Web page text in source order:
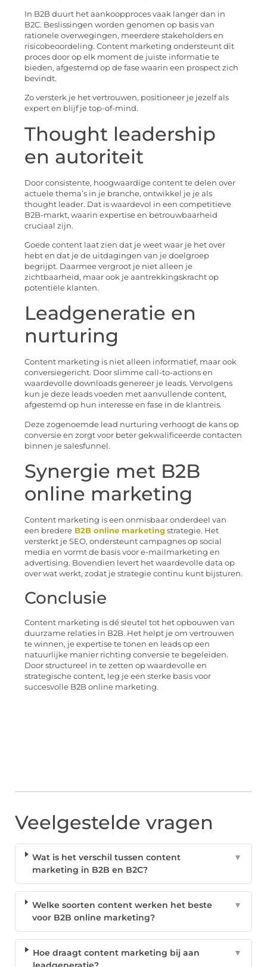
In B2B duurt het aankoopproces vaak langer dan in
B2C. Beslissingen worden genomen op basis van
rationele overwegingen, meerdere stakeholders en
risicobeoordeling. Content marketing ondersteunt dit
proces door op elk moment de juiste informatie te
bieden, afgestemd op de fase waarin een prospect zich
bevindt.
Zo versterk je het vertrouwen, positioneer je jezelf als
expert en blijf je top-of-mind.
Thought leadership
en autoriteit
Door consistente, hoogwaardige content te delen over
actuele thema’s in je branche, ontwikkel je je als
thought leader. Dat is waardevol in een competitieve
B2B-markt, waarin expertise en betrouwbaarheid
cruciaal zijn.
Goede content laat zien dat je weet waar je het over
hebt en dat je de uitdagingen van je doelgroep
begrijpt. Daarmee vergroot je niet alleen je
zichtbaarheid, maar ook je aantrekkingskracht op
potentiële klanten.
Leadgeneratie en
nurturing
Content marketing is niet alleen informatief, maar ook
conversiegericht. Door slimme call-to-actions en
waardevolle downloads genereer je leads. Vervolgens
kun je deze leads voeden met aanvullende content,
afgestemd op hun interesse en fase in de klantreis.
Deze zogenoemde lead nurturing verhoogt de kans op
conversie en zorgt voor beter gekwalificeerde contacten
binnen je salesfunnel.
Synergie met B2B
online marketing
Content marketing is een onmisbaar onderdeel van
een bredere B2B online marketing strategie. Het
versterkt je SEO, ondersteunt campagnes op social
media en vormt de basis voor e-mailmarketing en
advertising. Bovendien levert het waardevolle data op
over wat werkt, zodat je strategie continu kunt bijsturen.
Conclusie
Content marketing is dé sleutel tot het opbouwen van
duurzame relaties in B2B. Het helpt je om vertrouwen
te winnen, je expertise te tonen en leads op een
natuurlijke manier richting conversie te begeleiden.
Door structureel in te zetten op waardevolle en
strategische content, leg je een sterke basis voor
succesvolle B2B online marketing.
Veelgestelde vragen
Wat is het verschil tussen content
marketing in B2B en B2C?
▼
Welke soorten content werken het beste
voor B2B online marketing?
▼
Hoe draagt content marketing bij aan
▼